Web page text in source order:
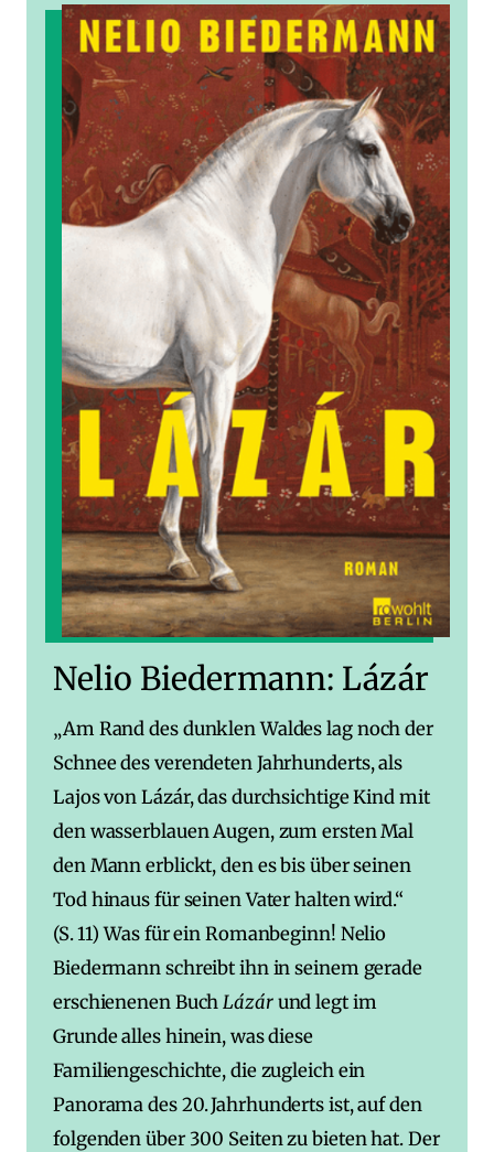
Nelio Biedermann: Lázár
„Am Rand des dunklen Waldes lag noch der
Schnee des verendeten Jahrhunderts, als
Lajos von Lázár, das durchsichtige Kind mit
den wasserblauen Augen, zum ersten Mal
den Mann erblickt, den es bis über seinen
Tod hinaus für seinen Vater halten wird.“
(S. 11) Was für ein Romanbeginn! Nelio
Biedermann schreibt ihn in seinem gerade
erschienenen BuchLázárund legt im
Grunde alles hinein, was diese
Familiengeschichte, die zugleich ein
Panorama des 20. Jahrhunderts ist, auf den
folgenden über 300 Seiten zu bieten hat. Der